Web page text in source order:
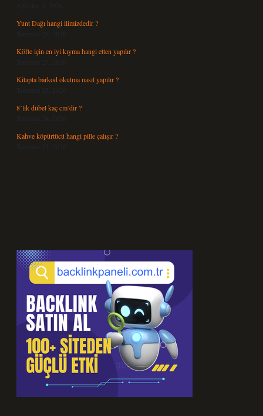
Ağustos 4, 2026
Yunt Dağı hangi ilimizdedir ?
Temmuz 29, 2026
Köfte için en iyi kıyma hangi etten yapılır ?
Temmuz 27, 2026
Kitapta barkod okutma nasıl yapılır ?
Temmuz 25, 2026
8’lik dübel kaç cm’dir ?
Temmuz 24, 2026
Kahve köpürtücü hangi pille çalışır ?
Temmuz 23, 2026